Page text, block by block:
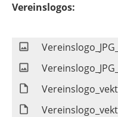
Vereinslogos: